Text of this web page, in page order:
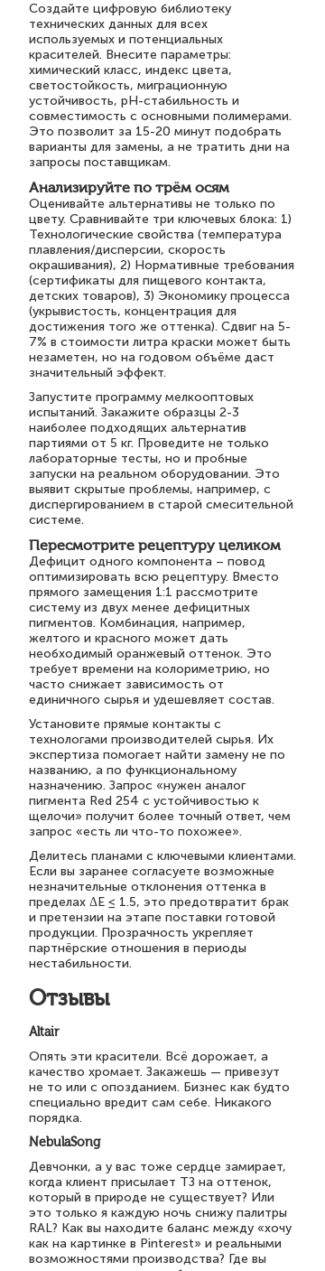
Создайте цифровую библиотеку
технических данных для всех
используемых и потенциальных
красителей. Внесите параметры:
химический класс, индекс цвета,
светостойкость, миграционную
устойчивость, pH-стабильность и
совместимость с основными полимерами.
Это позволит за 15-20 минут подобрать
варианты для замены, а не тратить дни на
запросы поставщикам.
Анализируйте по трём осям
Оценивайте альтернативы не только по
цвету. Сравнивайте три ключевых блока: 1)
Технологические свойства (температура
плавления/дисперсии, скорость
окрашивания), 2) Нормативные требования
(сертификаты для пищевого контакта,
детских товаров), 3) Экономику процесса
(укрывистость, концентрация для
достижения того же оттенка). Сдвиг на 5-
7% в стоимости литра краски может быть
незаметен, но на годовом объёме даст
значительный эффект.
Запустите программу мелкооптовых
испытаний. Закажите образцы 2-3
наиболее подходящих альтернатив
партиями от 5 кг. Проведите не только
лабораторные тесты, но и пробные
запуски на реальном оборудовании. Это
выявит скрытые проблемы, например, с
диспергированием в старой смесительной
системе.
Пересмотрите рецептуру целиком
Дефицит одного компонента – повод
оптимизировать всю рецептуру. Вместо
прямого замещения 1:1 рассмотрите
систему из двух менее дефицитных
пигментов. Комбинация, например,
желтого и красного может дать
необходимый оранжевый оттенок. Это
требует времени на колориметрию, но
часто снижает зависимость от
единичного сырья и удешевляет состав.
Установите прямые контакты с
технологами производителей сырья. Их
экспертиза помогает найти замену не по
названию, а по функциональному
назначению. Запрос «нужен аналог
пигмента Red 254 с устойчивостью к
щелочи» получит более точный ответ, чем
запрос «есть ли что-то похожее».
Делитесь планами с ключевыми клиентами.
Если вы заранее согласуете возможные
незначительные отклонения оттенка в
пределах ΔE ≤ 1.5, это предотвратит брак
и претензии на этапе поставки готовой
продукции. Прозрачность укрепляет
партнёрские отношения в периоды
нестабильности.
Отзывы
Altair
Опять эти красители. Всё дорожает, а
качество хромает. Закажешь — привезут
не то или с опозданием. Бизнес как будто
специально вредит сам себе. Никакого
порядка.
NebulaSong
Девчонки, а у вас тоже сердце замирает,
когда клиент присылает ТЗ на оттенок,
который в природе не существует? Или
это только я каждую ночь снижу палитры
RAL? Как вы находите баланс между «хочу
как на картинке в Pinterest» и реальными
возможностями производства? Где вы